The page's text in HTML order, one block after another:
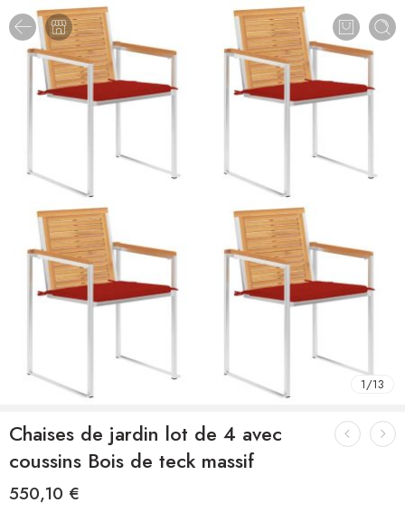
1/13
Chaises de jardin lot de 4 avec
coussins Bois de teck massif
550,10 €